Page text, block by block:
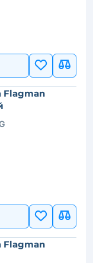
Flagman
Flagman